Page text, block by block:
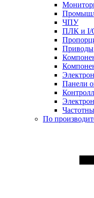
ЧПУ
ПЛК и I/
Приводы
Панели
По